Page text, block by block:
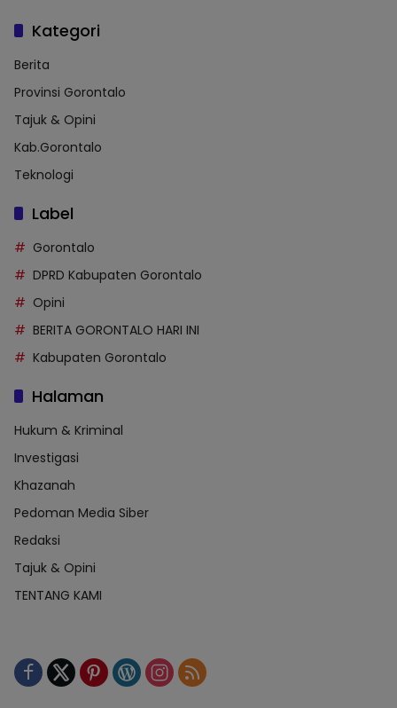
Kategori
Berita
Provinsi Gorontalo
Tajuk & Opini
Kab.Gorontalo
Teknologi
Label
Gorontalo
DPRD Kabupaten Gorontalo
Opini
BERITA GORONTALO HARI INI
Kabupaten Gorontalo
Halaman
Hukum & Kriminal
Investigasi
Khazanah
Pedoman Media Siber
Redaksi
Tajuk & Opini
TENTANG KAMI